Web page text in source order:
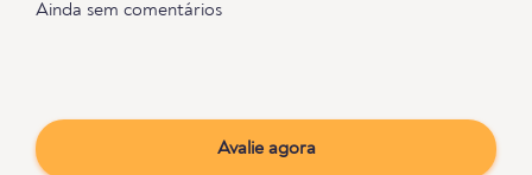
Ainda sem comentários
Avalie agora